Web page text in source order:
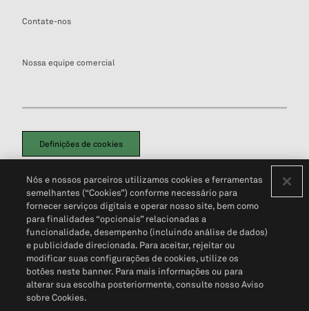
Contate-nos
Nossa equipe comercial
Definições de cookies
Política de PrivacidadePortal de privacidade do cliente (em inglês)
Não Venda Minhas Informações Pessoais© 2026 S&P Global
Nós e nossos parceiros utilizamos cookies e ferramentas
semelhantes (“Cookies”) conforme necessário para
fornecer serviços digitais e operar nosso site, bem como
para finalidades “opcionais” relacionadas a
funcionalidade, desempenho (incluindo análise de dados)
e publicidade direcionada. Para aceitar, rejeitar ou
modificar suas configurações de cookies, utilize os
botões neste banner. Para mais informações ou para
alterar sua escolha posteriormente, consulte nosso Aviso
sobre Cookies.